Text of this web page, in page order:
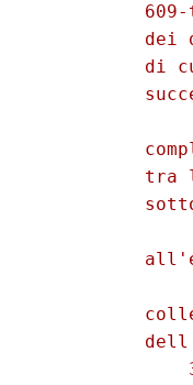
dei
di
tra